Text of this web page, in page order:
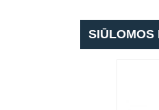
SIŪLOMOS